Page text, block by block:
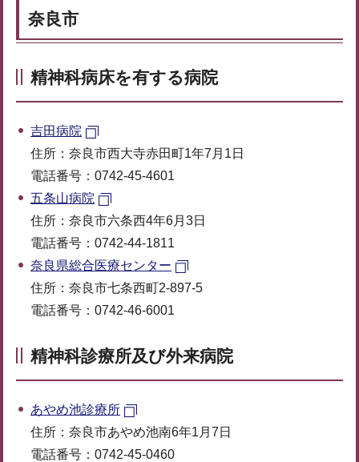
奈良市
精神科病床を有する病院
吉田病院
住所：奈良市西大寺赤田町1年7月1日
電話番号：0742-45-4601
五条山病院
住所：奈良市六条西4年6月3日
電話番号：0742-44-1811
奈良県総合医療センター
住所：奈良市七条西町2-897-5
電話番号：0742-46-6001
精神科診療所及び外来病院
あやめ池診療所
住所：奈良市あやめ池南6年1月7日
電話番号：0742-45-0460